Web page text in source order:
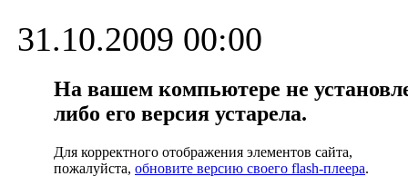
31.10.2009 00:00
На вашем компьютере не
либо его версия устарела.
Для корректного отображения элементов сайта,
пожалуйста, обновите версию своего flash-плеера.